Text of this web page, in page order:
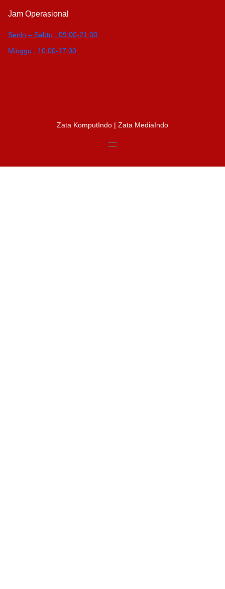
Jam Operasional
Senin – Sabtu : 09:00-21:00
Minggu : 10:00-17:00
Zata KomputIndo | Zata MediaIndo